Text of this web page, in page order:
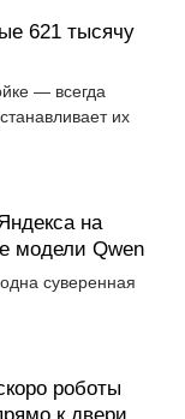
621 тысячу
— всегда
их
на
модели Qwen
суверенная
роботы